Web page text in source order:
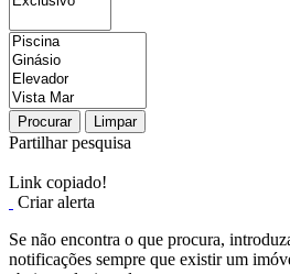
Procurar Limpar
Partilhar pesquisa
Link copiado!
Criar alerta
Se não encontra o que procura,
notificações sempre que existir um